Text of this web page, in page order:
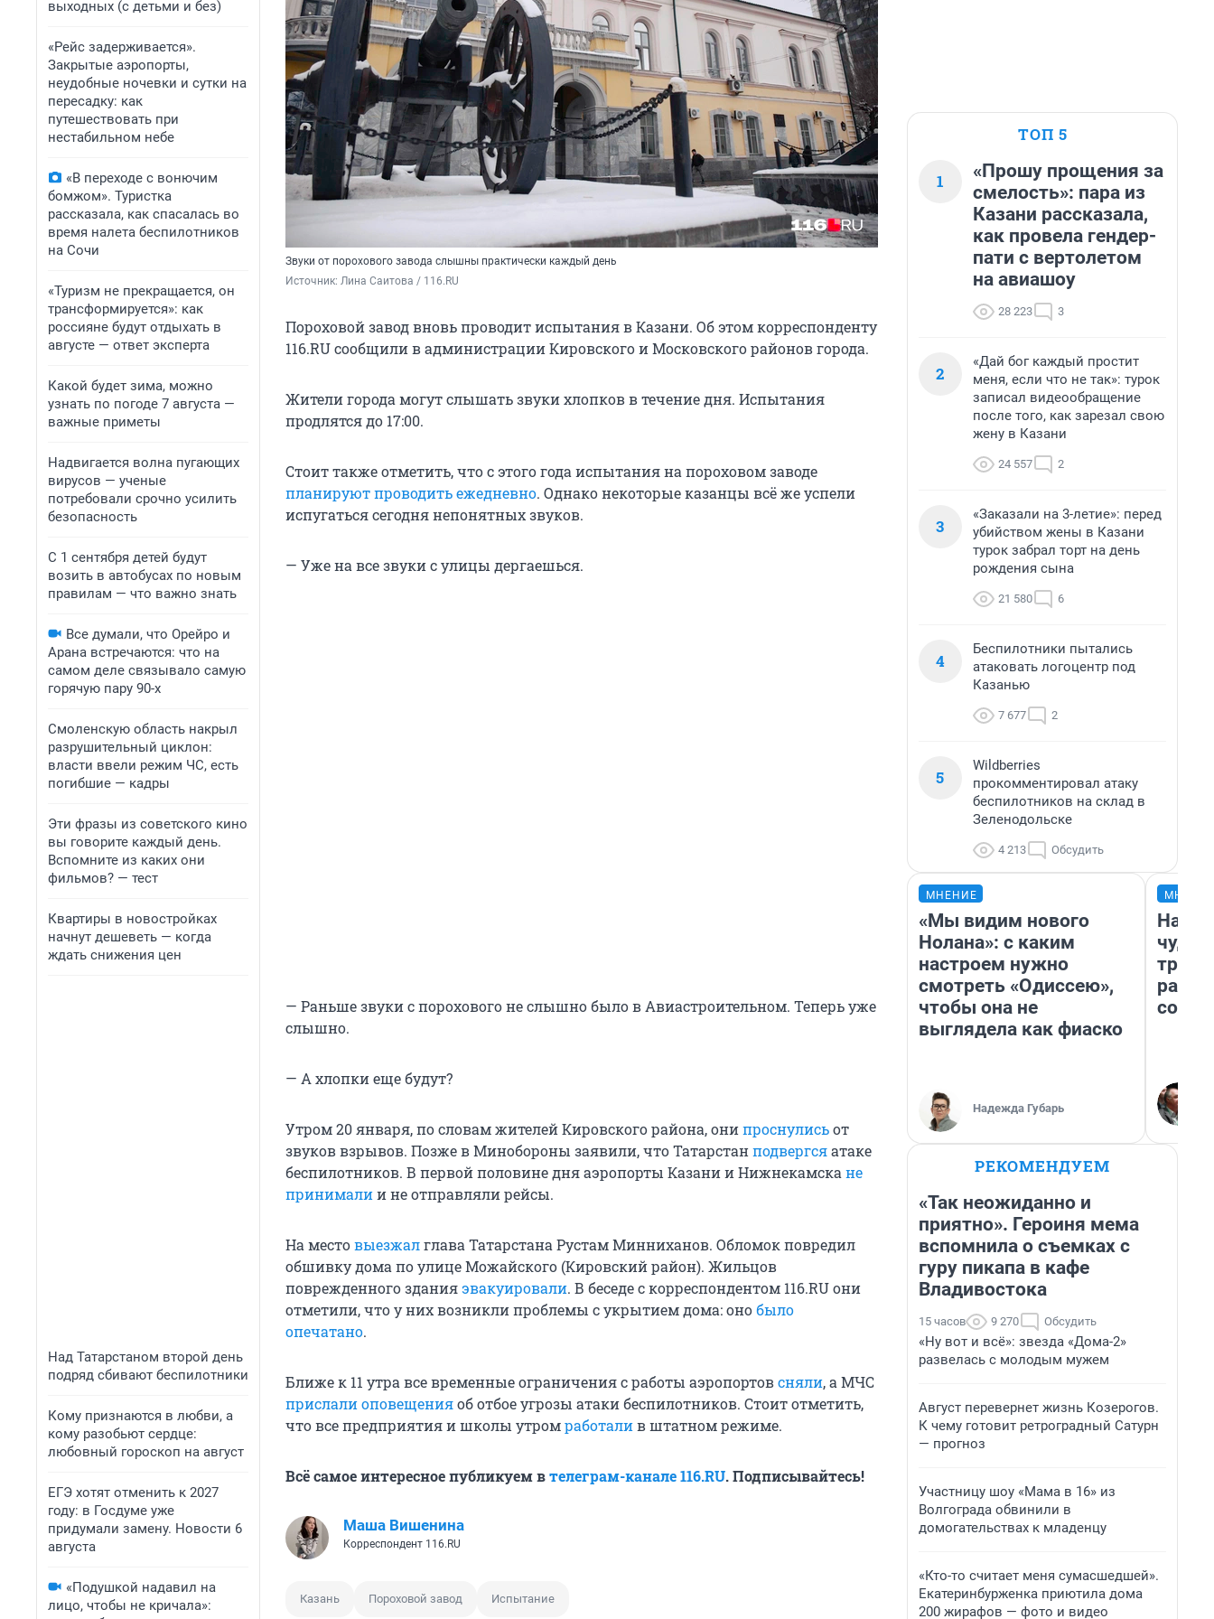
выходных (с детьми и без)
«Рейс задерживается».
Закрытые аэропорты,
неудобные ночевки и сутки на
пересадку: как
путешествовать при
нестабильном небе
«В переходе с вонючим
бомжом». Туристка
рассказала, как спасалась во
время налета беспилотников
на Сочи
«Туризм не прекращается, он
трансформируется»: как
россияне будут отдыхать в
августе — ответ эксперта
Какой будет зима, можно
узнать по погоде 7 августа —
важные приметы
Надвигается волна пугающих
вирусов — ученые
потребовали срочно усилить
безопасность
С 1 сентября детей будут
возить в автобусах по новым
правилам — что важно знать
Все думали, что Орейро и
Арана встречаются: что на
самом деле связывало самую
горячую пару 90-х
Смоленскую область накрыл
разрушительный циклон:
власти ввели режим ЧС, есть
погибшие — кадры
Эти фразы из советского кино
вы говорите каждый день.
Вспомните из каких они
фильмов? — тест
Квартиры в новостройках
начнут дешеветь — когда
ждать снижения цен
Над Татарстаном второй день
подряд сбивают беспилотники
Кому признаются в любви, а
кому разобьют сердце:
любовный гороскоп на август
ЕГЭ хотят отменить к 2027
году: в Госдуме уже
придумали замену. Новости 6
августа
«Подушкой надавил на
лицо, чтобы не кричала»:
Звуки от порохового завода слышны практически каждый день
Источник: Лина Саитова / 116.RU
Пороховой завод вновь проводит испытания в Казани. Об этом корреспонденту
116.RU сообщили в администрации Кировского и Московского районов города.
Жители города могут слышать звуки хлопков в течение дня. Испытания
продлятся до 17:00.
Стоит также отметить, что с этого года испытания на пороховом заводе
планируют проводить ежедневно. Однако некоторые казанцы всё же успели
испугаться сегодня непонятных звуков.
— Уже на все звуки с улицы дергаешься.
— Раньше звуки с порохового не слышно было в Авиастроительном. Теперь уже
слышно.
— А хлопки еще будут?
Утром 20 января, по словам жителей Кировского района, онипроснулисьот
звуков взрывов. Позже в Минобороны заявили, что Татарстанподвергсяатаке
беспилотников. В первой половине дня аэропорты Казани и Нижнекамска не
принималии не отправляли рейсы.
На местовыезжалглава Татарстана Рустам Минниханов. Обломок повредил
обшивку дома по улице Можайского (Кировский район). Жильцов
поврежденного зданияэвакуировали. В беседе с корреспондентом 116.RU они
отметили, что у них возникли проблемы с укрытием дома: онобыло
опечатано.
Ближе к 11 утра все временные ограничения с работы аэропортовсняли, а МЧС
прислали оповещенияоб отбое угрозы атаки беспилотников. Стоит отметить,
что все предприятия и школы утромработалив штатном режиме.
Всё самое интересное публикуем втелеграм-канале 116.RU. Подписывайтесь!
Маша Вишенина
Корреспондент 116.RU
Казань Пороховой завод Испытание
ТОП 5
1
«Прошу прощения за
смелость»: пара из
Казани рассказала,
как провела гендер-
пати с вертолетом
на авиашоу
28 223 3
2
«Дай бог каждый простит
меня, если что не так»: турок
записал видеообращение
после того, как зарезал свою
жену в Казани
24 557 2
3
«Заказали на 3-летие»: перед
убийством жены в Казани
турок забрал торт на день
рождения сына
21 580 6
4
Беспилотники пытались
атаковать логоцентр под
Казанью
7 677 2
5
Wildberries
прокомментировал атаку
беспилотников на склад в
Зеленодольске
4 213 Обсудить
МНЕНИЕ
«Мы видим нового
Нолана»: с каким
настроем нужно
смотреть «Одиссею»,
чтобы она не
выглядела как фиаско
Надежда Губарь
РЕКОМЕНДУЕМ
«Так неожиданно и
приятно». Героиня мема
вспомнила о съемках с
гуру пикапа в кафе
Владивостока
15 часов 9 270 Обсудить
«Ну вот и всё»: звезда «Дома-2»
развелась с молодым мужем
Август перевернет жизнь Козерогов.
К чему готовит ретроградный Сатурн
— прогноз
Участницу шоу «Мама в 16» из
Волгограда обвинили в
домогательствах к младенцу
«Кто-то считает меня сумасшедшей».
Екатеринбурженка приютила дома
200 жирафов — фото и видео